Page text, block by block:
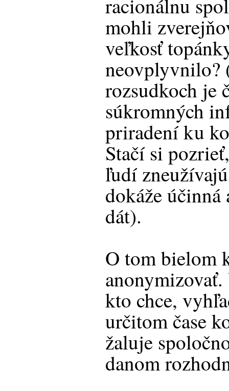
racionálnu
mohli
veľkosť
neovplyvnilo?
rozsudkoch je
súkromných
priradení ku
Stačí si
ľudí
dokáže účinná
dát).
O tom bielom
kto chce,
určitom čase
žaluje
danom